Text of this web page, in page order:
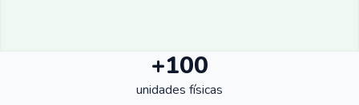
+100
unidades físicas